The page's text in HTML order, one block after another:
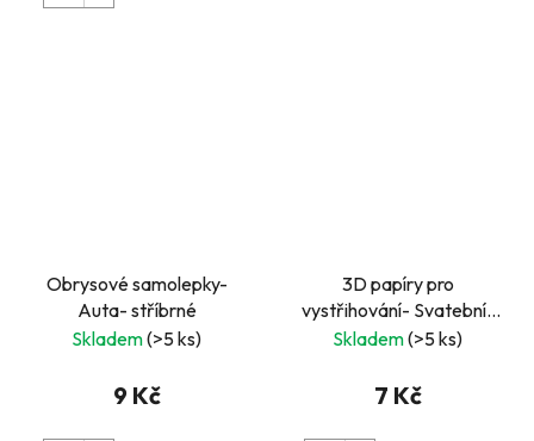
Obrysové samolepky-
Auta- stříbrné
Skladem(>5 ks)
9 Kč
3D papíry pro
vystřihování- Svatební-
nevěsta
Skladem(>5 ks)
7 Kč